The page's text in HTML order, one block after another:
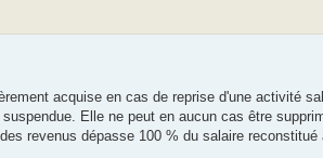
acquise en cas de reprise d'une activité
Elle ne peut en aucun cas être
revenus dépasse 100 % du salaire reconstitué